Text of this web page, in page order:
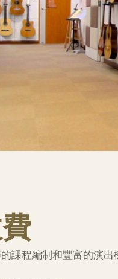
課程編制和豐富的演